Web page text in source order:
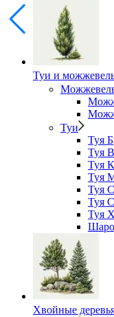
Туи и
Туи
Туя
Туя
Туя
Туя
Туя
Туя
Туя
Хвойные